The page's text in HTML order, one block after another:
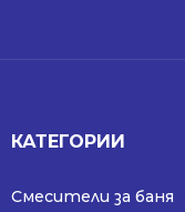
КАТЕГОРИИ
Смесители за баня